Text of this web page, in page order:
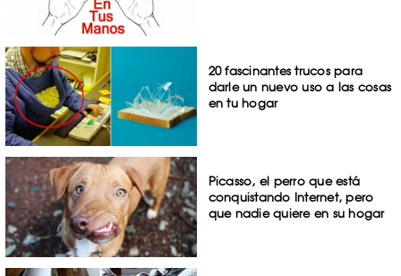
20 fascinantes trucos para
darle un nuevo uso a las cosas
en tu hogar
Picasso, el perro que está
conquistando Internet, pero
que nadie quiere en su hogar